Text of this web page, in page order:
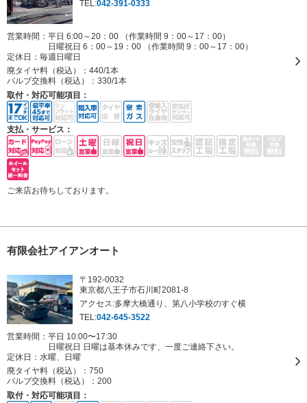
TEL:042-391-0333
営業時間：平日 6:00～20：00 （作業時間 9：00～17：00）
日曜祝日 6：00～19：00 （作業時間 9：00～17：00）
定休日： 毎週日曜日
廃タイヤ料（税込）： 440/1本
バルブ交換料（税込）： 330/1本
取付・対応可能項目：
支払・サービス：
ご来店お待ちしております。
有限会社アイアンオート
〒192-0032
東京都八王子市石川町2081-8
アクセス:多摩大橋通り、第八小学校のすぐ横
TEL:042-645-3522
営業時間：平日 10:00〜17:30
日曜祝日 日曜は基本休みです、一度ご連絡下さい。
定休日： 水曜、日曜
廃タイヤ料（税込）： 750
バルブ交換料（税込）： 200
取付・対応可能項目：